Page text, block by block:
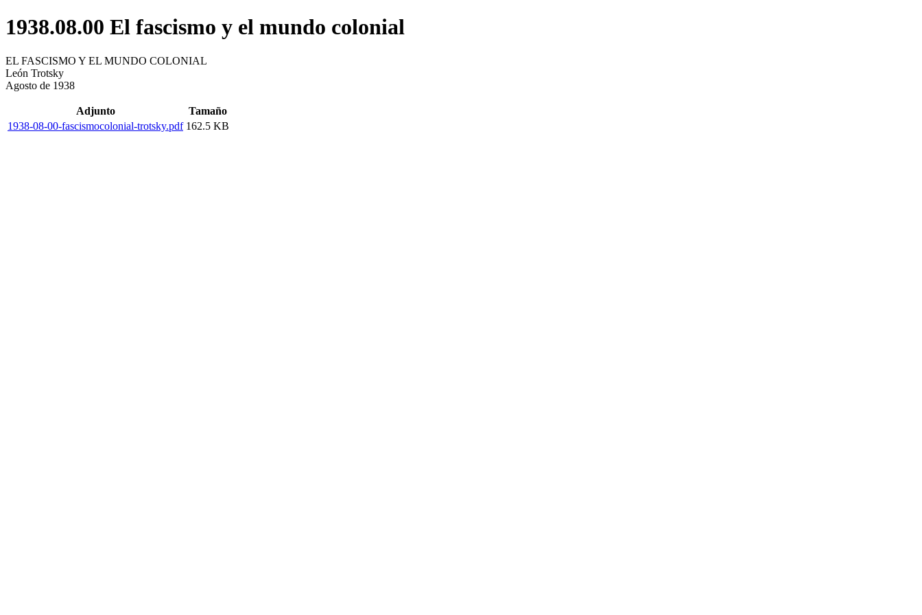
1938.08.00 El fascismo y el mundo colonial
EL FASCISMO Y EL MUNDO COLONIAL
León Trotsky
Agosto de 1938
Adjunto
Tamaño
1938-08-00-fascismocolonial-trotsky.pdf 162.5 KB